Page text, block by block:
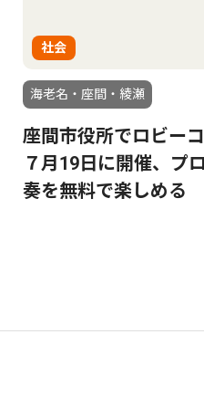
社会
海老名・座間・綾瀬
座間市役所でロビー
７月19日に開催、プ
奏を無料で楽しめる